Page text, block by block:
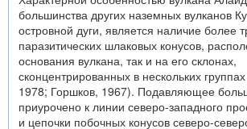
большинства других наземных вулканов
островной дуги, является наличие более
паразитических шлаковых конусов,
основания вулкана, так и на его склонах,
сконцентрированных в нескольких
1978; Горшков, 1967). Подавляющее
приурочено к линии северо-западного
и цепочки побочных конусов северо-